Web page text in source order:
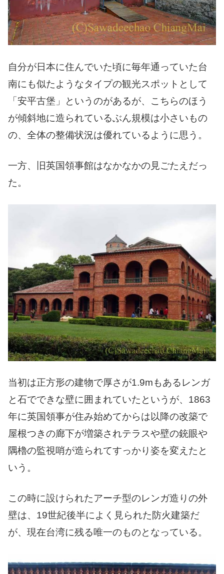
自分が日本に住んでいた頃に毎年通っていた台
南にも似たようなタイプの観光スポットとして
「安平古堡」というのがあるが、こちらのほう
が傾斜地に造られているぶん規模は小さいもの
の、全体の整備状況は優れているように思う。
一方、旧英国領事館はなかなかの見ごたえだっ
た。
当初は正方形の建物で厚さが1.9mもあるレンガ
と石でできな壁に囲まれていたというが、1863
年に英国領事が住み始めてからは以降の改築で
屋根つきの廊下が増築されテラスや壁の銃眼や
隅櫓の監視哨が造られてすっかり姿を変えたと
いう。
この時に設けられたアーチ型のレンガ造りの外
壁は、19世紀後半によく見られた防火建築だ
が、現在台湾に残る唯一のものとなっている。